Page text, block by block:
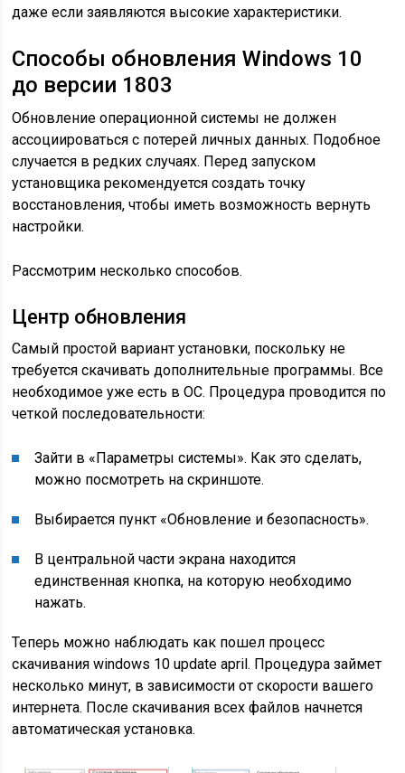
даже если заявляются высокие характеристики.
Способы обновления Windows 10
до версии 1803
Обновление операционной системы не должен
ассоциироваться с потерей личных данных. Подобное
случается в редких случаях. Перед запуском
установщика рекомендуется создать точку
восстановления, чтобы иметь возможность вернуть
настройки.
Рассмотрим несколько способов.
Центр обновления
Самый простой вариант установки, поскольку не
требуется скачивать дополнительные программы. Все
необходимое уже есть в ОС. Процедура проводится по
четкой последовательности:
Зайти в «Параметры системы». Как это сделать,
можно посмотреть на скриншоте.
Выбирается пункт «Обновление и безопасность».
В центральной части экрана находится
единственная кнопка, на которую необходимо
нажать.
Теперь можно наблюдать как пошел процесс
скачивания windows 10 update april. Процедура займет
несколько минут, в зависимости от скорости вашего
интернета. После скачивания всех файлов начнется
автоматическая установка.